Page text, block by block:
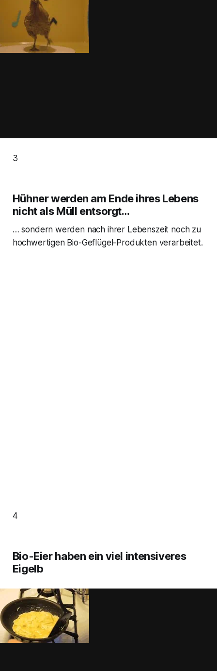
3
Hühner werden am Ende ihres Lebens
nicht als Müll entsorgt…
… sondern werden nach ihrer Lebenszeit noch zu
hochwertigen Bio-Geflügel-Produkten verarbeitet.
4
Bio-Eier haben ein viel intensiveres
Eigelb